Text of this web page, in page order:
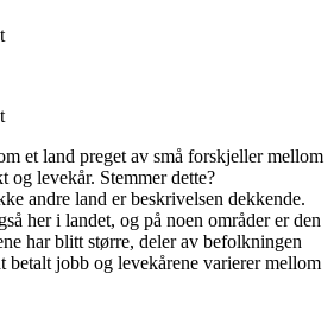
et land preget av små forskjeller mellom
og levekår. Stemmer dette?
andre land er beskrivelsen dekkende.
her i landet, og på noen områder er den
har blitt større, deler av befolkningen
betalt jobb og levekårene varierer mellom